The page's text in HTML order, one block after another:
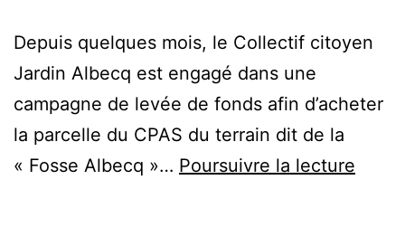
Depuis quelques mois, le Collectif citoyen
Jardin Albecq est engagé dans une
campagne de levée de fonds afin d’acheter
la parcelle du CPAS du terrain dit de la
« Fosse Albecq »… Poursuivre la lecture